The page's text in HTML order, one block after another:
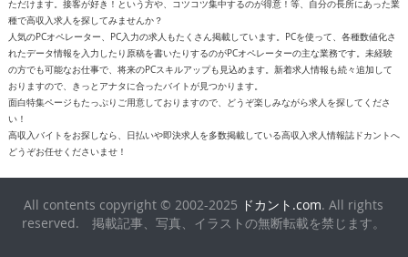
ただけます。接客が好き！という方や、コツコツ集中するのが得意！等、自分の長所にあった業
種で高収入求人を探してみませんか？
人気のPCオペレーター、PC入力の求人もたくさん掲載しています。PCを使って、各種数値化さ
れたデータ情報を入力したり原稿を書いたりするのがPCオペレーターの主な業務です。未経験
の方でも可能なお仕事で、将来のPCスキルアップも見込めます。新着求人情報も続々追加して
おりますので、きっとアナタに合ったバイトが見つかります。
面白特集ページもたっぷりご用意しておりますので、どうぞ楽しみながら求人を探してくださ
い！
高収入バイトをお探しなら、日払いや即決求人を多数掲載している高収入求人情報誌ドカントへ
どうぞお任せくださいませ！
All contents copyright © 2002-2025 ドカント.com. All rights
reserved. 掲載記事、写真、イラストの無断転載を禁じます。